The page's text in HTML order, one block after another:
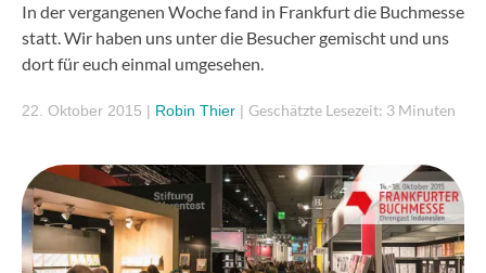
In der vergangenen Woche fand in Frankfurt die Buchmesse
statt. Wir haben uns unter die Besucher gemischt und uns
dort für euch einmal umgesehen.
22. Oktober 2015 | Robin Thier | Geschätzte Lesezeit: 3 Minuten